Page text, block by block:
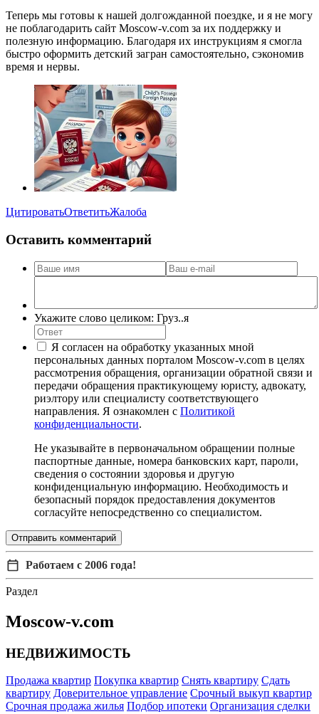
Теперь мы готовы к нашей долгожданной поездке, и я не могу
не поблагодарить сайт Moscow-v.com за их поддержку и
полезную информацию. Благодаря их инструкциям я смогла
быстро оформить детский загран самостоятельно, сэкономив
время и нервы.
ЦитироватьОтветитьЖалоба
Оставить комментарий
Укажите слово целиком: Груз..я
Я согласен на обработку указанных мной
персональных данных порталом Moscow-v.com в целях
рассмотрения обращения, организации обратной связи и
передачи обращения практикующему юристу, адвокату,
риэлтору или специалисту соответствующего
направления. Я ознакомлен с Политикой
конфиденциальности.
Не указывайте в первоначальном обращении полные
паспортные данные, номера банковских карт, пароли,
сведения о состоянии здоровья и другую
конфиденциальную информацию. Необходимость и
безопасный порядок предоставления документов
согласуйте непосредственно со специалистом.
Отправить комментарий
Работаем с 2006 года!
Раздел
Moscow-v.com
НЕДВИЖИМОСТЬ
Продажа квартир Покупка квартир Снять квартиру Сдать
квартиру Доверительное управление Срочный выкуп квартир
Срочная продажа жилья Подбор ипотеки Организация сделки